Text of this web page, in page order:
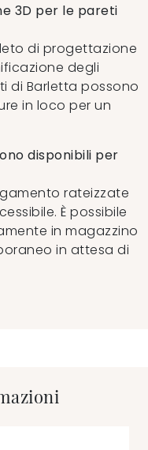
3D per le pareti
di progettazione
degli
di Barletta possono
in loco per un
disponibili per
rateizzate
È possibile
in magazzino
in attesa di